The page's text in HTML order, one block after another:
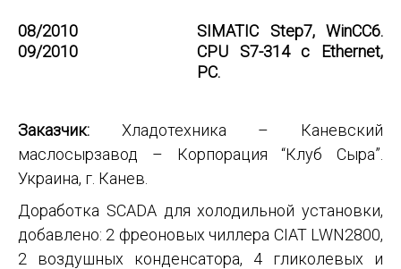
08/2010
09/2010
SIMATIC Step7, WinCC6.
CPU S7-314 c Ethernet,
PC.
Заказчик: Хладотехника – Каневский
маслосырзавод – Корпорация “Клуб Сыра”.
Украина, г. Канев.
Доработка SCADA для холодильной установки,
добавлено: 2 фреоновых чиллера CIAT LWN2800,
2 воздушных конденсатора, 4 гликолевых и